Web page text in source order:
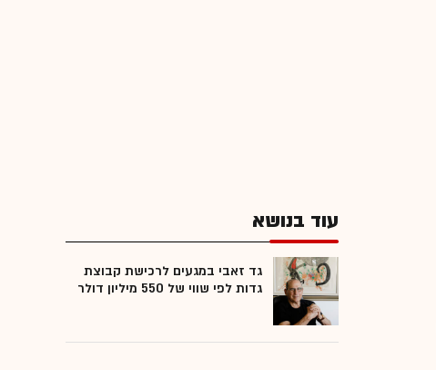
עוד בנושא
גד זאבי במגעים לרכישת קבוצת
גדות לפי שווי של 550 מיליון דולר